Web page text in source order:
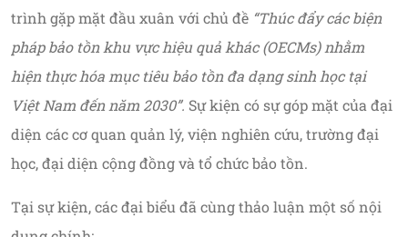
trình gặp mặt đầu xuân với chủ đề “Thúc đẩy các biện
pháp bảo tồn khu vực hiệu quả khác(OECMs) nhằm
hiện thực hóa mục tiêu bảo tồn đa dạng sinh họctại
Việt Nam đến năm 2030”. Sự kiện có sự góp mặt của đại
diện các cơ quan quản lý, viện nghiên cứu, trường đại
học, đại diện cộng đồng và tổ chức bảo tồn.
Tại sự kiện, các đại biểu đã cùng thảo luận một số nội